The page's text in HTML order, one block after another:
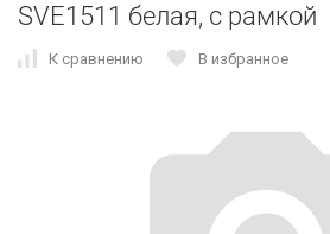
SVE1511 белая, с рамкой
К сравнению В избранное